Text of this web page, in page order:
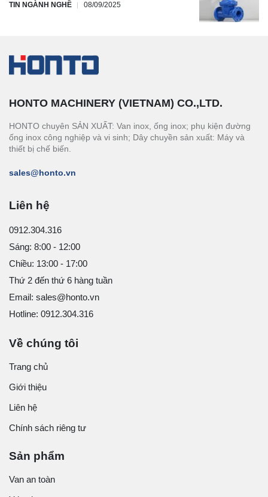
TIN NGÀNH NGHỀ 08/09/2025
HONTO MACHINERY (VIETNAM) CO.,LTD.
HONTO chuyên SẢN XUẤT: Van inox, ống inox; phụ kiện đường
ống inox công nghiệp và vi sinh; Dây chuyền sản xuất: Máy và
thiết bị chế biến.
sales@honto.vn
Liên hệ
0912.304.316
Sáng: 8:00 - 12:00
Chiều: 13:00 - 17:00
Thứ 2 đến thứ 6 hàng tuần
Email: sales@honto.vn
Hotline: 0912.304.316
Về chúng tôi
Trang chủ
Giới thiệu
Liên hệ
Chính sách riêng tư
Sản phẩm
Van an toàn